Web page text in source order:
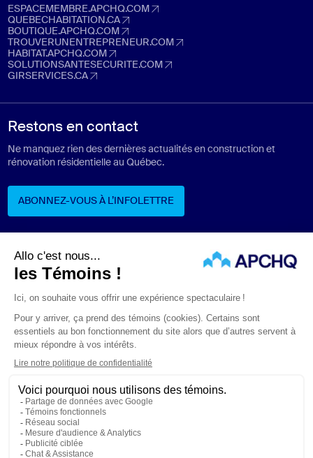
ESPACEMEMBRE.APCHQ.COM
espacemembre.apchq.com (Ouvre dans un nouvel onglet)
QUEBECHABITATION.CA
quebechabitation.ca (Ouvre dans un nouvel onglet)
BOUTIQUE.APCHQ.COM
boutique.apchq.com (Ouvre dans un nouvel onglet)
TROUVERUNENTREPRENEUR.COM
trouverunentrepreneur.com (Ouvre dans un nouvel onglet)
HABITAT.APCHQ.COM
habitat.apchq.com (Ouvre dans un nouvel onglet)
SOLUTIONSANTESECURITE.COM
solutionsantesecurite.com (Ouvre dans un nouvel onglet)
GIRSERVICES.CA
Restons en contact
Ne manquez rien des dernières actualités en construction et
rénovation résidentielle au Québec.
ABONNEZ-VOUS À L’INFOLETTRE
ABONNEZ-VOUS À L’INFOLETTRE
Suivez-nous
ÉNONCÉS LÉGAUX
CONFIDENTIALITÉ
PROTECTION DES RENSEIGNEMENTS PERSONNELS